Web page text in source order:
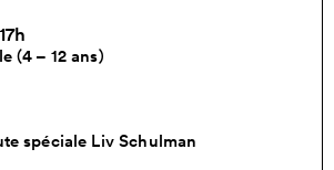
(4 – 12 ans)
spéciale Liv Schulman